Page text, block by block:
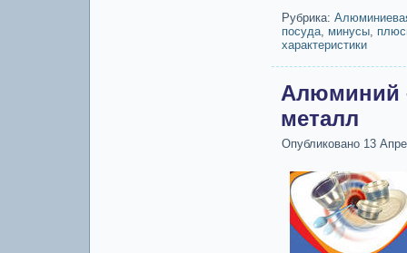
Рубрика:
посуда, минусы,
характеристики
Алюминий
металл
Опубликовано 13